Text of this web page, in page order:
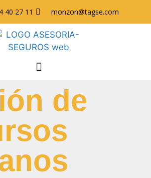
40 27 11 monzon@tagse.com
de